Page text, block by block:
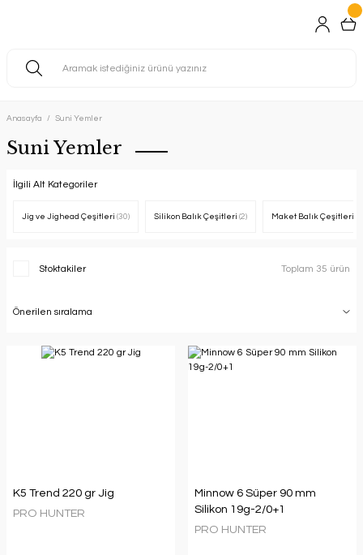
Anasayfa Suni Yemler
Suni Yemler
İlgili Alt Kategoriler
Jig ve Jighead Çeşitleri (30) Silikon Balık Çeşitleri (2) Maket Balık Çeşitleri
Stoktakiler Toplam 35 ürün
K5 Trend 220 gr Jig
PRO HUNTER
Minnow 6 Süper 90 mm
Silikon 19g-2/0+1
PRO HUNTER